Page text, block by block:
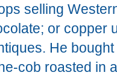
selling
or copper
He bought
cob roasted in